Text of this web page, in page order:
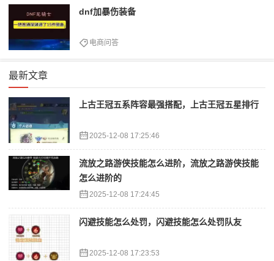
dnf加暴伤装备
电商问答
最新文章
上古王冠五系阵容最强搭配，上古王冠五星排行
2025-12-08 17:25:46
流放之路游侠技能怎么进阶，流放之路游侠技能
怎么进阶的
2025-12-08 17:24:45
闪避技能怎么处罚，闪避技能怎么处罚队友
2025-12-08 17:23:53